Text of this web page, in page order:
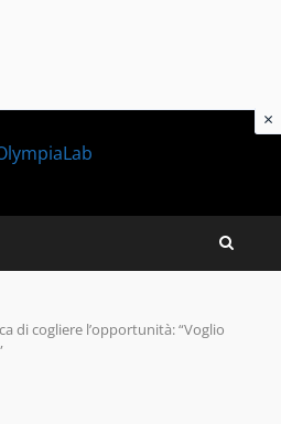
di cogliere l’opportunità: “Voglio
×